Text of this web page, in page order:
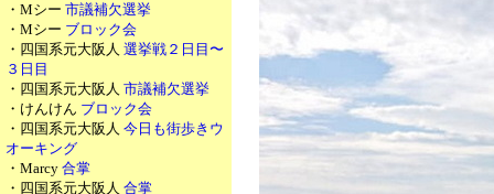
・Mシー 市議補欠選挙
・Mシー ブロック会
・四国系元大阪人 選挙戦２日目〜
３日目
・四国系元大阪人 市議補欠選挙
・けんけん ブロック会
・四国系元大阪人 今日も街歩きウ
オーキング
・Marcy 合掌
・四国系元大阪人 合掌